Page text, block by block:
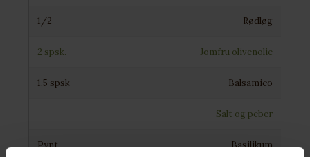
1/2 Rødløg
2 spsk. Jomfru olivenolie
1,5 spsk Balsamico
Salt og peber
Pynt Basilikum